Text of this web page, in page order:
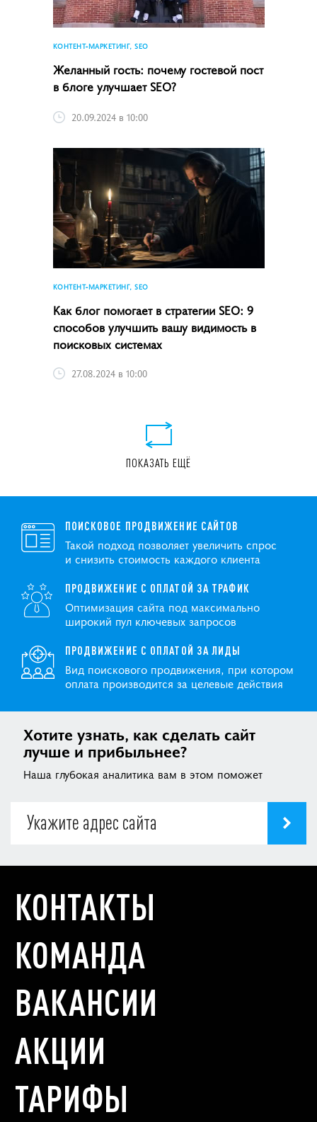
КОНТЕНТ-МАРКЕТИНГ, SEO
Желанный гость: почему гостевой пост
в блоге улучшает SEO?
20.09.2024 в 10:00
КОНТЕНТ-МАРКЕТИНГ, SEO
Как блог помогает в стратегии SEO: 9
способов улучшить вашу видимость в
поисковых системах
27.08.2024 в 10:00
ПОКАЗАТЬ ЕЩЁ
ПОИСКОВОЕ ПРОДВИЖЕНИЕ САЙТОВ
Такой подход позволяет увеличить спрос
и снизить стоимость каждого клиента
ПРОДВИЖЕНИЕ С ОПЛАТОЙ ЗА ТРАФИК
Оптимизация сайта под максимально
широкий пул ключевых запросов
ПРОДВИЖЕНИЕ С ОПЛАТОЙ ЗА ЛИДЫ
Вид поискового продвижения, при котором
оплата производится за целевые действия
Хотите узнать, как сделать сайт
лучше и прибыльнее?
Наша глубокая аналитика вам в этом поможет
КОНТАКТЫ
КОМАНДА
ВАКАНСИИ
АКЦИИ
ТАРИФЫ